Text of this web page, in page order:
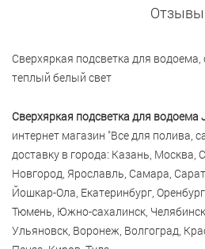
Отзывы
Сверхяркая подсветка для водоема,
теплый белый свет
Сверхяркая подсветка для водоема
интернет магазин "Все для полива,
доставку в города: Казань, Москва,
Новгород, Ярославль, Самара,
Йошкар-Ола, Екатеринбург,
Тюмень, Южно-сахалинск,
Ульяновск, Воронеж, Волгоград,